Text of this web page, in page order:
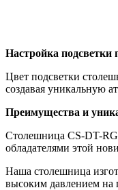
Настройка подсветки
Цвет подсветки
создавая уникальную
Преимущества и
Столешница CS-DT-
обладателями этой
Наша столешница
высоким давлением на